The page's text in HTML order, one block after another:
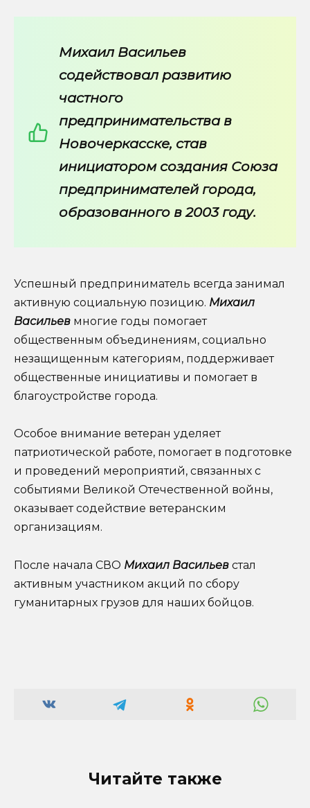
Михаил Васильев
содействовал развитию
частного
предпринимательства в
Новочеркасске, став
инициатором создания Союза
предпринимателей города,
образованного в 2003 году.
Успешный предприниматель всегда занимал
активную социальную позицию. Михаил
Васильев многие годы помогает
общественным объединениям, социально
незащищенным категориям, поддерживает
общественные инициативы и помогает в
благоустройстве города.
Особое внимание ветеран уделяет
патриотической работе, помогает в подготовке
и проведений мероприятий, связанных с
событиями Великой Отечественной войны,
оказывает содействие ветеранским
организациям.
После начала СВО Михаил Васильев стал
активным участником акций по сбору
гуманитарных грузов для наших бойцов.
Читайте также